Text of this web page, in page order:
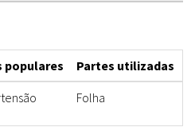
populares Partes utilizadas
Folha